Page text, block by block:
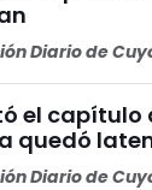
Diario de
el capítulo
quedó
Diario de